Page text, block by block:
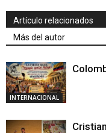
Artículo relacionados
Más del autor
INTERNACIONAL